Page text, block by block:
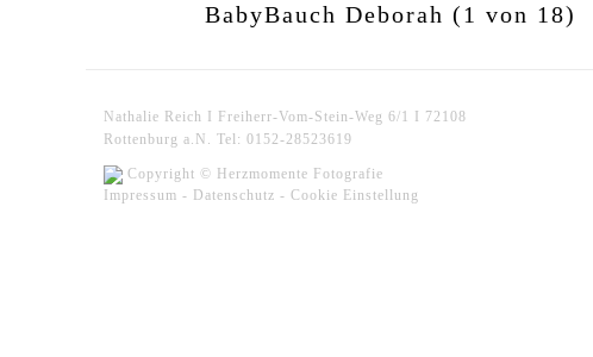
BabyBauch Deborah (1 von 18)
Nathalie Reich I Freiherr-Vom-Stein-Weg 6/1 I 72108
Rottenburg a.N. Tel: 0152-28523619
Copyright © Herzmomente Fotografie
Impressum - Datenschutz - Cookie Einstellung